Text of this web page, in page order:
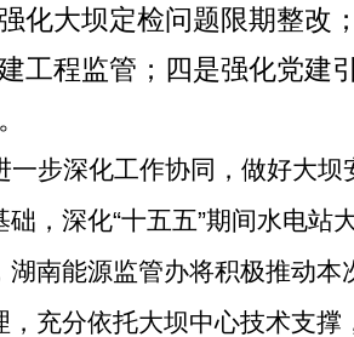
化大坝定检问题限期整改
工程监管；四是强化党建
一步深化工作协同，做好大
础，深化“十五五”期间水电站
湖南能源监管办将积极推动
，充分依托大坝中心技术支